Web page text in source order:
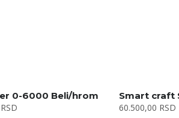
0-6000 Beli/hrom
RSD
60.500,00 RSD